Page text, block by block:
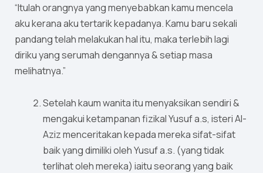
“Itulah orangnya yang menyebabkan kamu mencela
aku kerana aku tertarik kepadanya. Kamu baru sekali
pandang telah melakukan hal itu, maka terlebih lagi
diriku yang serumah dengannya & setiap masa
melihatnya.”
Setelah kaum wanita itu menyaksikan sendiri &
mengakui ketampanan fizikal Yusuf a.s, isteri Al-
Aziz menceritakan kepada mereka sifat-sifat
baik yang dimiliki oleh Yusuf a.s. (yang tidak
terlihat oleh mereka) iaitu seorang yang baik